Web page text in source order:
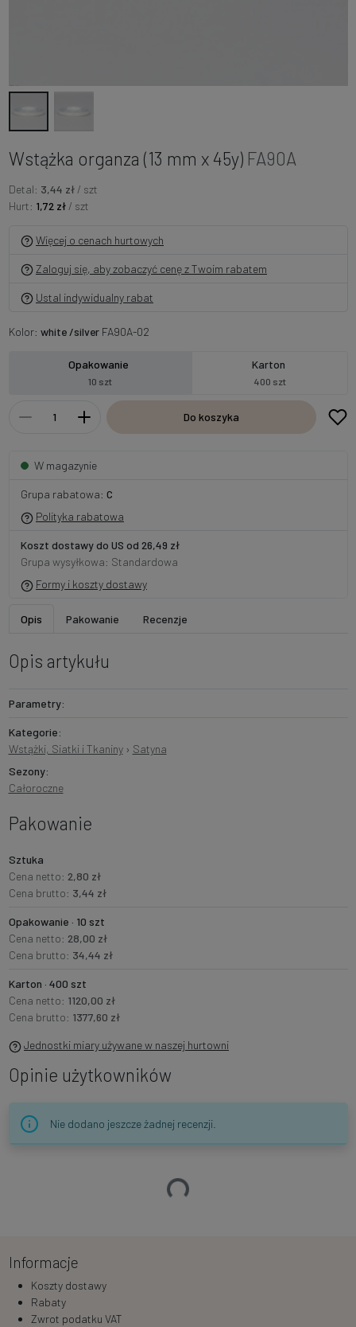
Wstążka organza (13 mm x 45y) FA90A
Detal: 3,44 zł / szt
Hurt: 1,72 zł / szt
Więcej o cenach hurtowych
Zaloguj się, aby zobaczyć cenę z Twoim rabatem
Ustal indywidualny rabat
Kolor: white /silverFA90A-02
Opakowanie
10 szt
Karton
400 szt
Do koszyka
W magazynie
Grupa rabatowa: C
Polityka rabatowa
Koszt dostawy do US od 26,49 zł
Grupa wysyłkowa: Standardowa
Formy i koszty dostawy
Opis Pakowanie Recenzje
Opis artykułu
Parametry:
Kategorie:
Wstążki, Siatki i Tkaniny› Satyna
Sezony:
Całoroczne
Pakowanie
Sztuka
Cena netto: 2,80 zł
Cena brutto: 3,44 zł
Opakowanie · 10 szt
Cena netto: 28,00 zł
Cena brutto: 34,44 zł
Karton · 400 szt
Cena netto: 1120,00 zł
Cena brutto: 1377,60 zł
Jednostki miary używane w naszej hurtowni
Opinie użytkowników
Nie dodano jeszcze żadnej recenzji.
Ładowanie…
Informacje
Koszty dostawy
Rabaty
Zwrot podatku VAT